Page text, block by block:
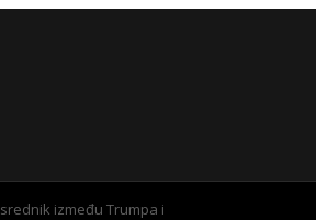
između Trumpa i